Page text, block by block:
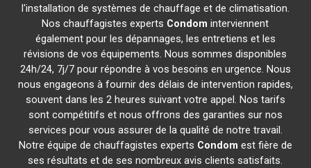
l'installation de systèmes de chauffage et de climatisation.
Nos chauffagistes experts Condom interviennent
également pour les dépannages, les entretiens et les
révisions de vos équipements. Nous sommes disponibles
24h/24, 7j/7 pour répondre à vos besoins en urgence. Nous
nous engageons à fournir des délais de intervention rapides,
souvent dans les 2 heures suivant votre appel. Nos tarifs
sont compétitifs et nous offrons des garanties sur nos
services pour vous assurer de la qualité de notre travail.
Notre équipe de chauffagistes experts Condom est fière de
ses résultats et de ses nombreux avis clients satisfaits.